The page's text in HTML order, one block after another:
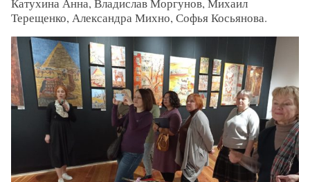
Терещенко, Александра Михно, Софья Косьянова.